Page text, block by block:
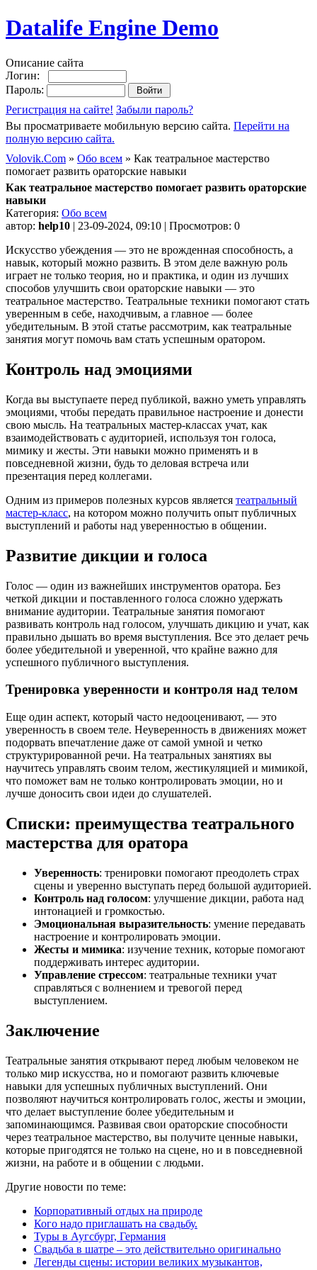
Datalife Engine Demo
Описание сайта
Логин:
Пароль:
Регистрация на сайте! Забыли пароль?
Вы просматриваете мобильную версию сайта. Перейти на
полную версию сайта.
Volovik.Com » Обо всем » Как театральное мастерство
помогает развить ораторские навыки
Как театральное мастерство помогает развить ораторские
навыки
Категория: Обо всем
автор: help10 | 23-09-2024, 09:10 | Просмотров: 0
Искусство убеждения — это не врожденная способность, а
навык, который можно развить. В этом деле важную роль
играет не только теория, но и практика, и один из лучших
способов улучшить свои ораторские навыки — это
театральное мастерство. Театральные техники помогают стать
уверенным в себе, находчивым, а главное — более
убедительным. В этой статье рассмотрим, как театральные
занятия могут помочь вам стать успешным оратором.
Контроль над эмоциями
Когда вы выступаете перед публикой, важно уметь управлять
эмоциями, чтобы передать правильное настроение и донести
свою мысль. На театральных мастер-классах учат, как
взаимодействовать с аудиторией, используя тон голоса,
мимику и жесты. Эти навыки можно применять и в
повседневной жизни, будь то деловая встреча или
презентация перед коллегами.
Одним из примеров полезных курсов является театральный
мастер-класс, на котором можно получить опыт публичных
выступлений и работы над уверенностью в общении.
Развитие дикции и голоса
Голос — один из важнейших инструментов оратора. Без
четкой дикции и поставленного голоса сложно удержать
внимание аудитории. Театральные занятия помогают
развивать контроль над голосом, улучшать дикцию и учат, как
правильно дышать во время выступления. Все это делает речь
более убедительной и уверенной, что крайне важно для
успешного публичного выступления.
Тренировка уверенности и контроля над телом
Еще один аспект, который часто недооценивают, — это
уверенность в своем теле. Неуверенность в движениях может
подорвать впечатление даже от самой умной и четко
структурированной речи. На театральных занятиях вы
научитесь управлять своим телом, жестикуляцией и мимикой,
что поможет вам не только контролировать эмоции, но и
лучше доносить свои идеи до слушателей.
Списки: преимущества театрального
мастерства для оратора
Уверенность: тренировки помогают преодолеть страх
сцены и уверенно выступать перед большой аудиторией.
Контроль над голосом: улучшение дикции, работа над
интонацией и громкостью.
Эмоциональная выразительность: умение передавать
настроение и контролировать эмоции.
Жесты и мимика: изучение техник, которые помогают
поддерживать интерес аудитории.
Управление стрессом: театральные техники учат
справляться с волнением и тревогой перед
выступлением.
Заключение
Театральные занятия открывают перед любым человеком не
только мир искусства, но и помогают развить ключевые
навыки для успешных публичных выступлений. Они
позволяют научиться контролировать голос, жесты и эмоции,
что делает выступление более убедительным и
запоминающимся. Развивая свои ораторские способности
через театральное мастерство, вы получите ценные навыки,
которые пригодятся не только на сцене, но и в повседневной
жизни, на работе и в общении с людьми.
Другие новости по теме:
Корпоративный отдых на природе
Кого надо приглашать на свадьбу.
Туры в Аугсбург, Германия
Свадьба в шатре – это действительно оригинально
Легенды сцены: истории великих музыкантов,